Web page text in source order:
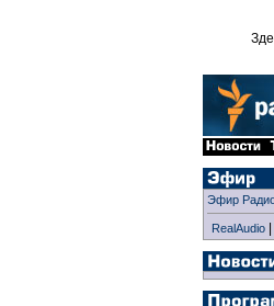
Эфир
RealAudio|